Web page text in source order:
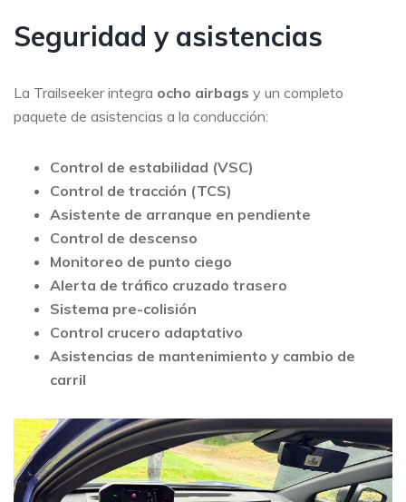
Seguridad y asistencias
La Trailseeker integra ocho airbags y un completo
paquete de asistencias a la conducción:
Control de estabilidad (VSC)
Control de tracción (TCS)
Asistente de arranque en pendiente
Control de descenso
Monitoreo de punto ciego
Alerta de tráfico cruzado trasero
Sistema pre-colisión
Control crucero adaptativo
Asistencias de mantenimiento y cambio de
carril